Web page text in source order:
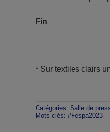
Fin
* Sur textiles clairs
Catégories: Salle de
Mots clés: #Fespa2023